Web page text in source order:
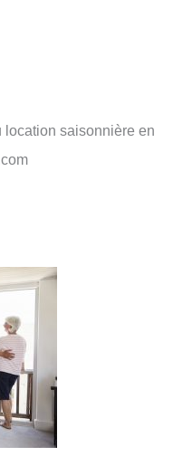
location saisonnière en